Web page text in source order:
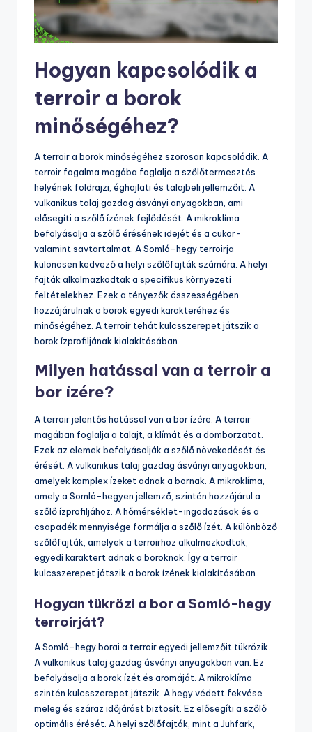
Hogyan kapcsolódik a
terroir a borok
minőségéhez?
A terroir a borok minőségéhez szorosan kapcsolódik. A
terroir fogalma magába foglalja a szőlőtermesztés
helyének földrajzi, éghajlati és talajbeli jellemzőit. A
vulkanikus talaj gazdag ásványi anyagokban, ami
elősegíti a szőlő ízének fejlődését. A mikroklíma
befolyásolja a szőlő érésének idejét és a cukor-
valamint savtartalmat. A Somló-hegy terroirja
különösen kedvező a helyi szőlőfajták számára. A helyi
fajták alkalmazkodtak a specifikus környezeti
feltételekhez. Ezek a tényezők összességében
hozzájárulnak a borok egyedi karakteréhez és
minőségéhez. A terroir tehát kulcsszerepet játszik a
borok ízprofiljának kialakításában.
Milyen hatással van a terroir a
bor ízére?
A terroir jelentős hatással van a bor ízére. A terroir
magában foglalja a talajt, a klímát és a domborzatot.
Ezek az elemek befolyásolják a szőlő növekedését és
érését. A vulkanikus talaj gazdag ásványi anyagokban,
amelyek komplex ízeket adnak a bornak. A mikroklíma,
amely a Somló-hegyen jellemző, szintén hozzájárul a
szőlő ízprofiljához. A hőmérséklet-ingadozások és a
csapadék mennyisége formálja a szőlő ízét. A különböző
szőlőfajták, amelyek a terroirhoz alkalmazkodtak,
egyedi karaktert adnak a boroknak. Így a terroir
kulcsszerepet játszik a borok ízének kialakításában.
Hogyan tükrözi a bor a Somló-hegy
terroirját?
A Somló-hegy borai a terroir egyedi jellemzőit tükrözik.
A vulkanikus talaj gazdag ásványi anyagokban van. Ez
befolyásolja a borok ízét és aromáját. A mikroklíma
szintén kulcsszerepet játszik. A hegy védett fekvése
meleg és száraz időjárást biztosít. Ez elősegíti a szőlő
optimális érését. A helyi szőlőfajták, mint a Juhfark,